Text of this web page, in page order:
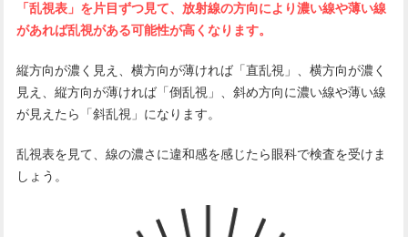
「乱視表」を片目ずつ見て、放射線の方向により濃い線や薄い線
があれば乱視がある可能性が高くなります。
縦方向が濃く見え、横方向が薄ければ「直乱視」、横方向が濃く
見え、縦方向が薄ければ「倒乱視」、斜め方向に濃い線や薄い線
が見えたら「斜乱視」になります。
乱視表を見て、線の濃さに違和感を感じたら眼科で検査を受けま
しょう。